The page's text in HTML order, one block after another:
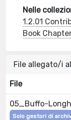
Nelle
1.2.01
Book
File allegato/i
File
05_Buffo-
Solo gestori di